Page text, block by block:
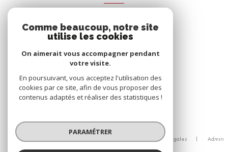
Nous adhérons
© 2026 | Tous droits réservés
Mentions légales
Admin
Comme beaucoup, notre site
utilise les cookies
On aimerait vous accompagner pendant
votre visite.
En poursuivant, vous acceptez l'utilisation des
cookies par ce site, afin de vous proposer des
contenus adaptés et réaliser des statistiques !
PARAMÉTRER